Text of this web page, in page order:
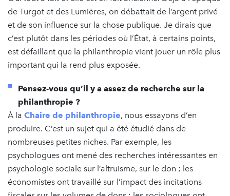
de Turgot et des Lumières, on débattait de l’argent privé
et de son influence sur la chose publique. Je dirais que
c’est plutôt dans les périodes où l’État, à certains points,
est défaillant que la philanthropie vient jouer un rôle plus
important qui la rend plus exposée.
Pensez-vous qu’il y a assez de recherche sur la
philanthropie ?
À la Chaire de philanthropie, nous essayons d’en
produire. C’est un sujet qui a été étudié dans de
nombreuses petites niches. Par exemple, les
psychologues ont mené des recherches intéressantes en
psychologie sociale sur l’altruisme, sur le don ; les
économistes ont travaillé sur l’impact des incitations